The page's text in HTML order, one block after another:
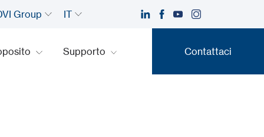
Group IT
Supporto Contattaci